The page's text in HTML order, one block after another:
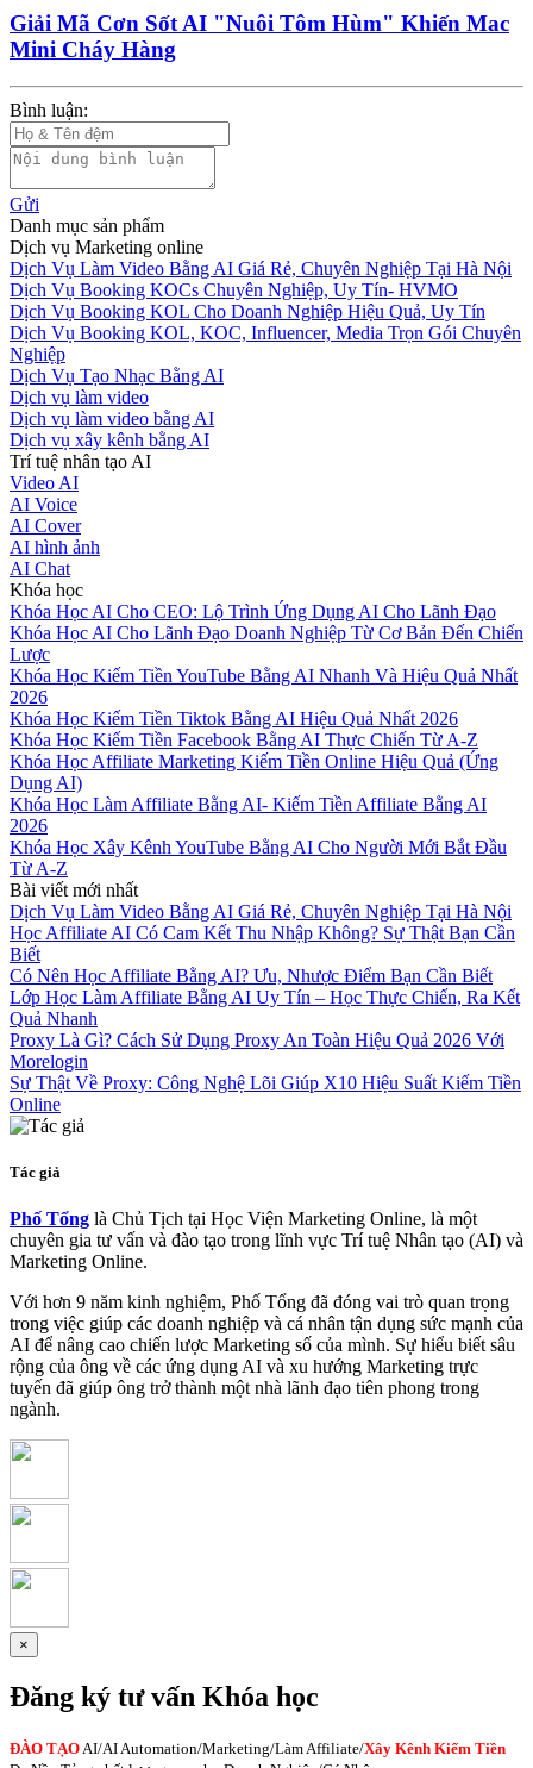
Giải Mã Cơn Sốt AI "Nuôi Tôm Hùm" Khiến Mac
Mini Cháy Hàng
Bình luận:
Gửi
Danh mục sản phẩm
Dịch vụ Marketing online
Dịch Vụ Làm Video Bằng AI Giá Rẻ, Chuyên Nghiệp Tại Hà Nội
Dịch Vụ Booking KOCs Chuyên Nghiệp, Uy Tín- HVMO
Dịch Vụ Booking KOL Cho Doanh Nghiệp Hiệu Quả, Uy Tín
Dịch Vụ Booking KOL, KOC, Influencer, Media Trọn Gói Chuyên
Nghiệp
Dịch Vụ Tạo Nhạc Bằng AI
Dịch vụ làm video
Dịch vụ làm video bằng AI
Dịch vụ xây kênh bằng AI
Trí tuệ nhân tạo AI
Video AI
AI Voice
AI Cover
AI hình ảnh
AI Chat
Khóa học
Khóa Học AI Cho CEO: Lộ Trình Ứng Dụng AI Cho Lãnh Đạo
Khóa Học AI Cho Lãnh Đạo Doanh Nghiệp Từ Cơ Bản Đến Chiến
Lược
Khóa Học Kiếm Tiền YouTube Bằng AI Nhanh Và Hiệu Quả Nhất
2026
Khóa Học Kiếm Tiền Tiktok Bằng AI Hiệu Quả Nhất 2026
Khóa Học Kiếm Tiền Facebook Bằng AI Thực Chiến Từ A-Z
Khóa Học Affiliate Marketing Kiếm Tiền Online Hiệu Quả (Ứng
Dụng AI)
Khóa Học Làm Affiliate Bằng AI- Kiếm Tiền Affiliate Bằng AI
2026
Khóa Học Xây Kênh YouTube Bằng AI Cho Người Mới Bắt Đầu
Từ A-Z
Bài viết mới nhất
Dịch Vụ Làm Video Bằng AI Giá Rẻ, Chuyên Nghiệp Tại Hà Nội
Học Affiliate AI Có Cam Kết Thu Nhập Không? Sự Thật Bạn Cần
Biết
Có Nên Học Affiliate Bằng AI? Ưu, Nhược Điểm Bạn Cần Biết
Lớp Học Làm Affiliate Bằng AI Uy Tín – Học Thực Chiến, Ra Kết
Quả Nhanh
Proxy Là Gì? Cách Sử Dụng Proxy An Toàn Hiệu Quả 2026 Với
Morelogin
Sự Thật Về Proxy: Công Nghệ Lõi Giúp X10 Hiệu Suất Kiếm Tiền
Online
Tác giả
Phố Tổng là Chủ Tịch tại Học Viện Marketing Online, là một
chuyên gia tư vấn và đào tạo trong lĩnh vực Trí tuệ Nhân tạo (AI) và
Marketing Online.
Với hơn 9 năm kinh nghiệm, Phố Tổng đã đóng vai trò quan trọng
trong việc giúp các doanh nghiệp và cá nhân tận dụng sức mạnh của
AI để nâng cao chiến lược Marketing số của mình. Sự hiểu biết sâu
rộng của ông về các ứng dụng AI và xu hướng Marketing trực
tuyến đã giúp ông trở thành một nhà lãnh đạo tiên phong trong
ngành.
×
Đăng ký tư vấn Khóa học
ĐÀO TẠOAI/AI Automation/Marketing/Làm Affiliate/Xây Kênh Kiếm Tiền